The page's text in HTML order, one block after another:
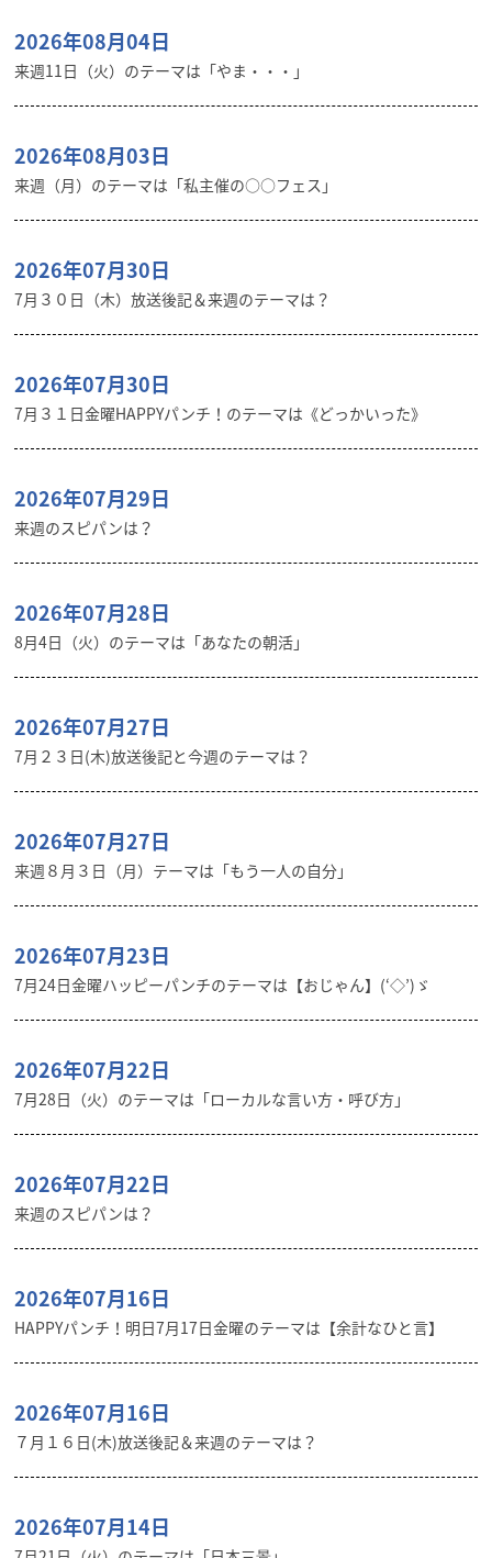
2026年08月04日
来週11日（火）のテーマは「やま・・・」
2026年08月03日
来週（月）のテーマは「私主催の○○フェス」
2026年07月30日
7月３０日（木）放送後記＆来週のテーマは？
2026年07月30日
7月３１日金曜HAPPYパンチ！のテーマは《どっかいった》
2026年07月29日
来週のスピパンは？
2026年07月28日
8月4日（火）のテーマは「あなたの朝活」
2026年07月27日
7月２３日(木)放送後記と今週のテーマは？
2026年07月27日
来週８月３日（月）テーマは「もう一人の自分」
2026年07月23日
7月24日金曜ハッピーパンチのテーマは【おじゃん】(‘◇’)ゞ
2026年07月22日
7月28日（火）のテーマは「ローカルな言い方・呼び方」
2026年07月22日
来週のスピパンは？
2026年07月16日
HAPPYパンチ！明日7月17日金曜のテーマは【余計なひと言】
2026年07月16日
７月１６日(木)放送後記＆来週のテーマは？
2026年07月14日